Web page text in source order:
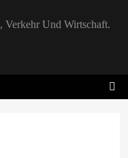
Und Wirtschaft.